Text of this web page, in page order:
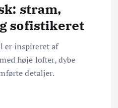
stram,
sofistikeret
er inspireret af
høje lofter, dybe
detaljer.